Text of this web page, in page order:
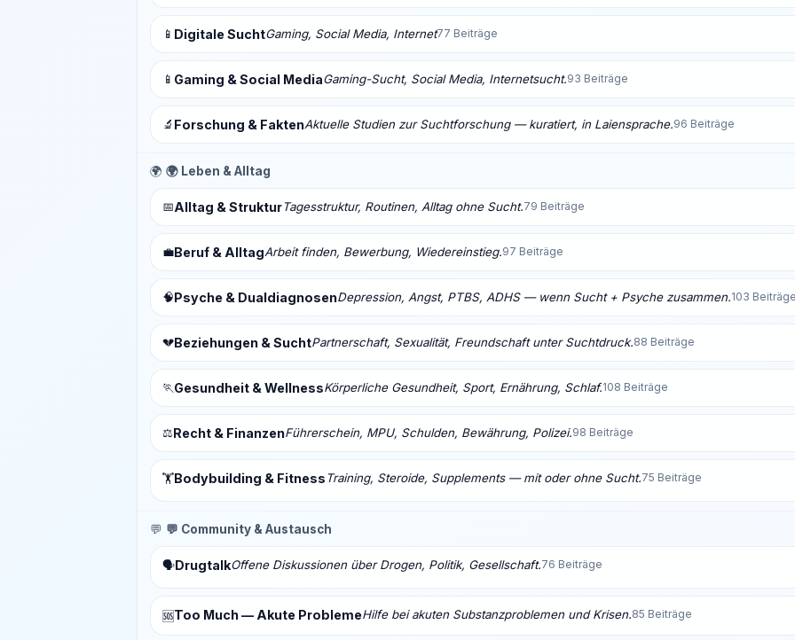
📱 Digitale SuchtGaming, Social Media, Internet77 Beiträge
📱 Gaming & Social MediaGaming-Sucht, Social Media, Internetsucht.93 Beiträge
🔬 Forschung & FaktenAktuelle Studien zur Suchtforschung — kuratiert, in Laiensprache.96 Beiträge
🌍 🌍 Leben & Alltag
📅Alltag & StrukturTagesstruktur, Routinen, Alltag ohne Sucht.79 Beiträge
💼Beruf & AlltagArbeit finden, Bewerbung, Wiedereinstieg.97 Beiträge
🧠Psyche & DualdiagnosenDepression, Angst, PTBS, ADHS — wenn Sucht + Psyche zusammen.103
💔Beziehungen & SuchtPartnerschaft, Sexualität, Freundschaft unter Suchtdruck.88 Beiträge
🏃Gesundheit & WellnessKörperliche Gesundheit, Sport, Ernährung, Schlaf.108 Beiträge
⚖️Recht & FinanzenFührerschein, MPU, Schulden, Bewährung, Polizei.98 Beiträge
🏋️Bodybuilding & Fitness Training, Steroide, Supplements — mit oder ohne Sucht.75 Beiträge
💬 💬 Community & Austausch
🗣️DrugtalkOffene Diskussionen über Drogen, Politik, Gesellschaft.76 Beiträge
🆘Too Much — Akute ProblemeHilfe bei akuten Substanzproblemen und Krisen.85 Beiträge